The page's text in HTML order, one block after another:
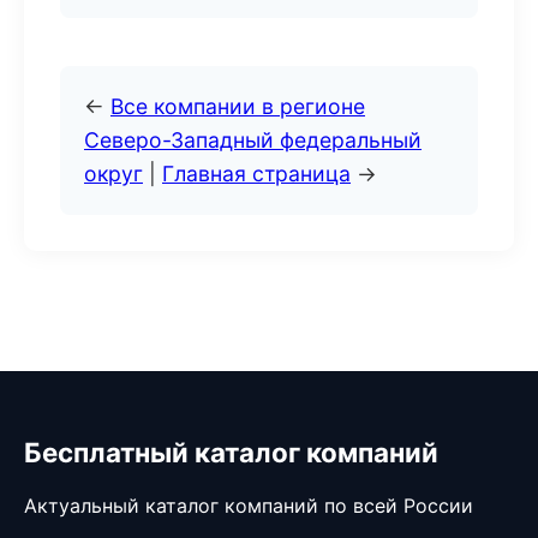
← Все компании в регионе
Северо-Западный федеральный
округ
Главная страница →
Бесплатный каталог компаний
Актуальный каталог компаний по всей России